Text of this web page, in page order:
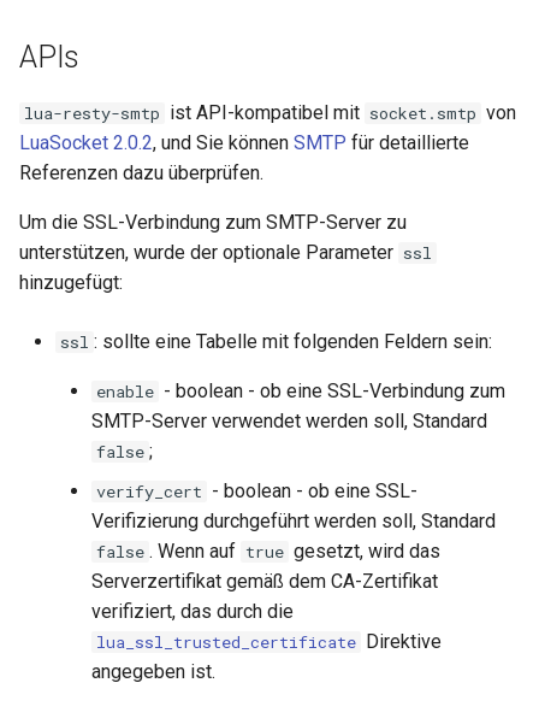
coolkit
dav-ext
delay
doh
encrypted-session
error-log-write
APIs
lua-resty-smtp ist API-kompatibel mit socket.smtp von
LuaSocket 2.0.2, und Sie können SMTP für detaillierte
Referenzen dazu überprüfen.
Um die SSL-Verbindung zum SMTP-Server zu
unterstützen, wurde der optionale Parameter ssl
hinzugefügt:
ssl : sollte eine Tabelle mit folgenden Feldern sein:
enable - boolean - ob eine SSL-Verbindung zum
SMTP-Server verwendet werden soll, Standard
false ;
verify_cert - boolean - ob eine SSL-
Verifizierung durchgeführt werden soll, Standard
false . Wenn auf true gesetzt, wird das
Serverzertifikat gemäß dem CA-Zertifikat
verifiziert, das durch die
lua_ssl_trusted_certificate Direktive
angegeben ist.